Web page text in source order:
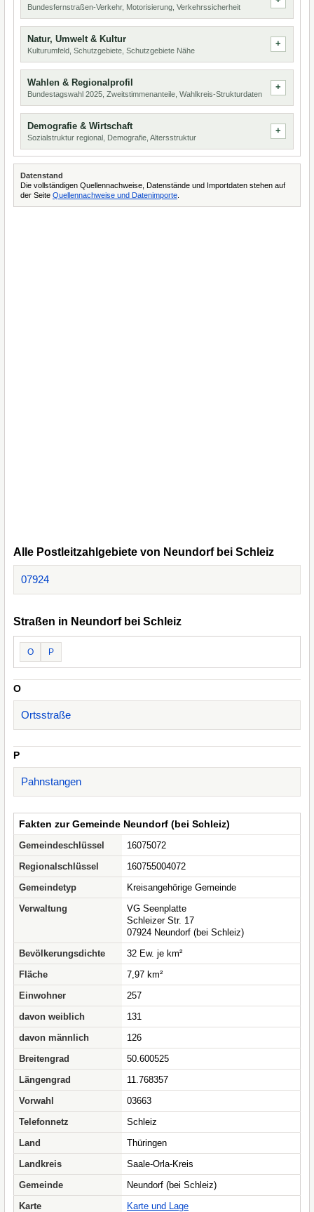
Bundesfernstraßen-Verkehr, Motorisierung, Verkehrssicherheit
Natur, Umwelt & Kultur
Kulturumfeld, Schutzgebiete, Schutzgebiete Nähe
Wahlen & Regionalprofil
Bundestagswahl 2025, Zweitstimmenanteile, Wahlkreis-Strukturdaten
Demografie & Wirtschaft
Sozialstruktur regional, Demografie, Altersstruktur
Datenstand
Die vollständigen Quellennachweise, Datenstände und Importdaten stehen auf
der Seite Quellennachweise und Datenimporte
Alle Postleitzahlgebiete von Neundorf bei Schleiz
07924
Straßen in Neundorf bei Schleiz
O P
O
Ortsstraße
P
Pahnstangen
Fakten zur Gemeinde Neundorf (bei Schleiz)
Gemeindeschlüssel
16075072
Regionalschlüssel
160755004072
Gemeindetyp
Kreisangehörige Gemeinde
Verwaltung
VG Seenplatte
Schleizer Str. 17
07924 Neundorf (bei Schleiz)
Bevölkerungsdichte
32 Ew. je km²
Fläche
7,97 km²
Einwohner
257
davon weiblich
131
davon männlich
126
Breitengrad
50.600525
Längengrad
11.768357
Vorwahl
03663
Telefonnetz
Schleiz
Land
Thüringen
Landkreis
Saale-Orla-Kreis
Gemeinde
Neundorf (bei Schleiz)
Karte
Karte und Lage